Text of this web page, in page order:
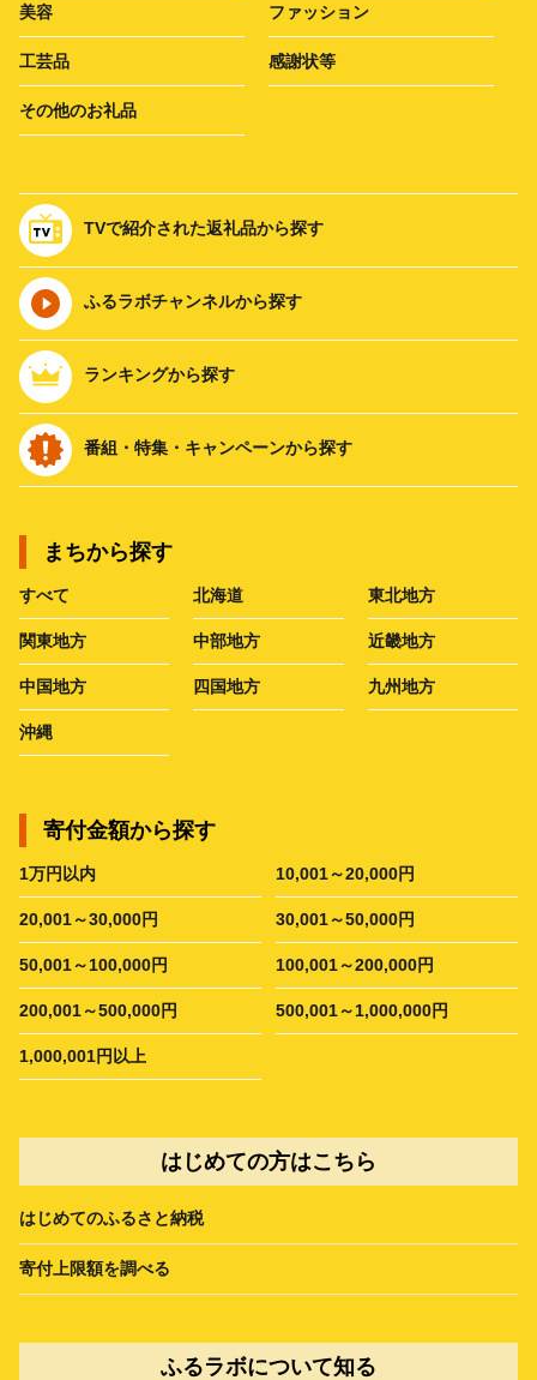
美容 ファッション
工芸品 感謝状等
その他のお礼品
TVで紹介された返礼品から探す
ふるラボチャンネルから探す
ランキングから探す
番組・特集・キャンペーンから探す
まちから探す
すべて 北海道 東北地方
関東地方 中部地方 近畿地方
中国地方 四国地方 九州地方
沖縄
寄付金額から探す
1万円以内 10,001～20,000円
20,001～30,000円 30,001～50,000円
50,001～100,000円 100,001～200,000円
200,001～500,000円 500,001～1,000,000円
1,000,001円以上
はじめての方はこちら
はじめてのふるさと納税
寄付上限額を調べる
ふるラボについて知る